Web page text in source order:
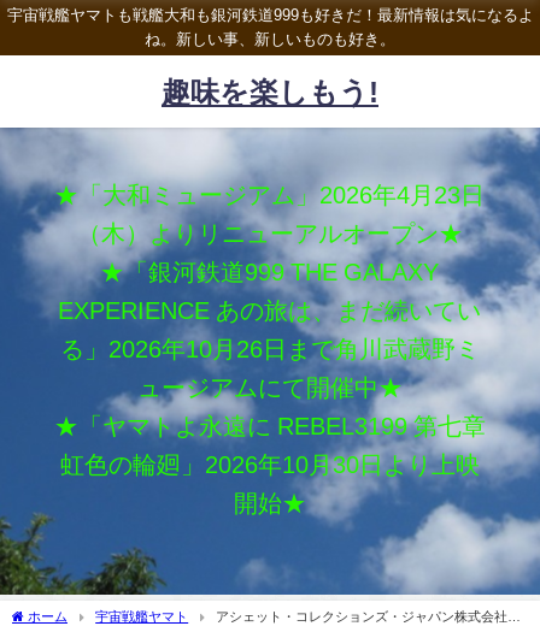
宇宙戦艦ヤマトも戦艦大和も銀河鉄道999も好きだ！最新情報は気になるよ
ね。新しい事、新しいものも好き。
趣味を楽しもう!
★「大和ミュージアム」2026年4月23日
（木）よりリニューアルオープン★
★「銀河鉄道999 THE GALAXY
EXPERIENCE あの旅は、まだ続いてい
る」2026年10月26日まで角川武蔵野ミ
ュージアムにて開催中★
★「ヤマトよ永遠に REBEL3199 第七章
虹色の輪廻」2026年10月30日より上映
開始★
ホーム 宇宙戦艦ヤマト
アシェット・コレクションズ・ジャパン株式会社の